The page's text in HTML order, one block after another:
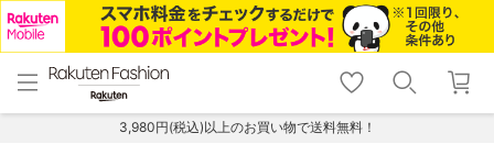
menu home
トップ
shopping_cart lock_outline
ログイン
3,980円(税込)以上のお買い物で送料無料！